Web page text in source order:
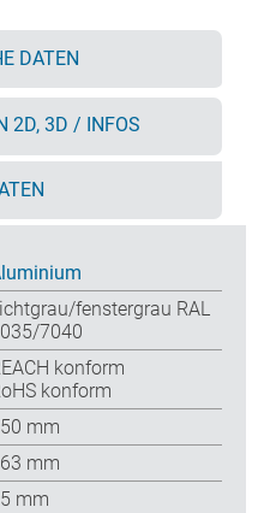
DATEN
2D, 3D / INFOS
fenstergrau RAL
7040
konform
konform
mm
mm
mm